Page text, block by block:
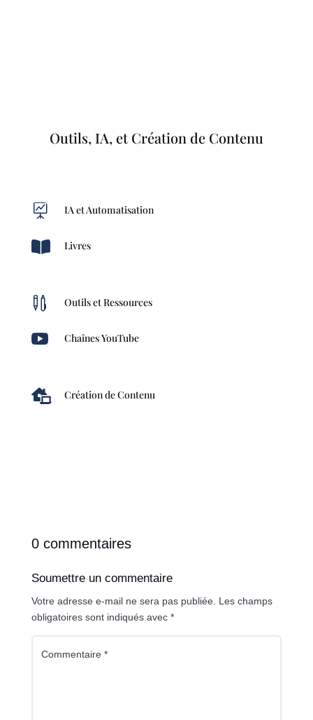
Outils, IA, et Création de Contenu
 IA et Automatisation
 Livres
 Outils et Ressources
 Chaînes YouTube
 Création de Contenu
0 commentaires
Soumettre un commentaire
Votre adresse e-mail ne sera pas publiée. Les champs
obligatoires sont indiqués avec *